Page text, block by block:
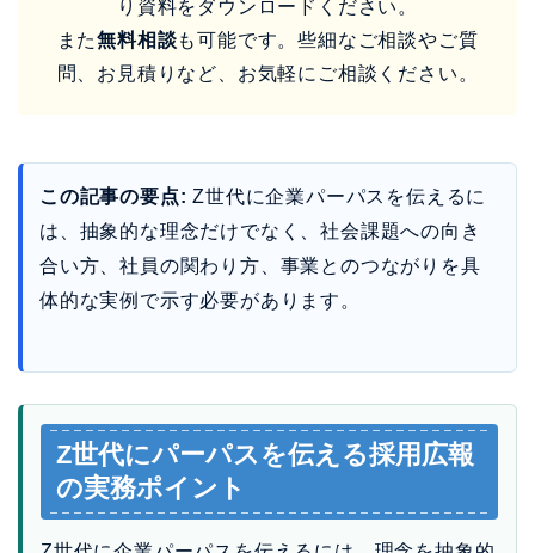
この記事の要点:Z世代に企業パーパスを伝えるに
は、抽象的な理念だけでなく、社会課題への向き
合い方、社員の関わり方、事業とのつながりを具
Z世代にパーパスを伝える採用広報
の実務ポイント
に掲げるだけでは不十分です。社会課題への向き
合い方、事業との接続、社員が日々の仕事でどう
実践しているかを見せることで、採用広報の説得
力が高まります。